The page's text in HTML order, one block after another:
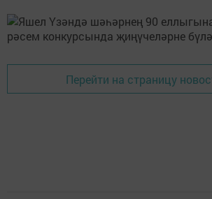
Перейти на страницу